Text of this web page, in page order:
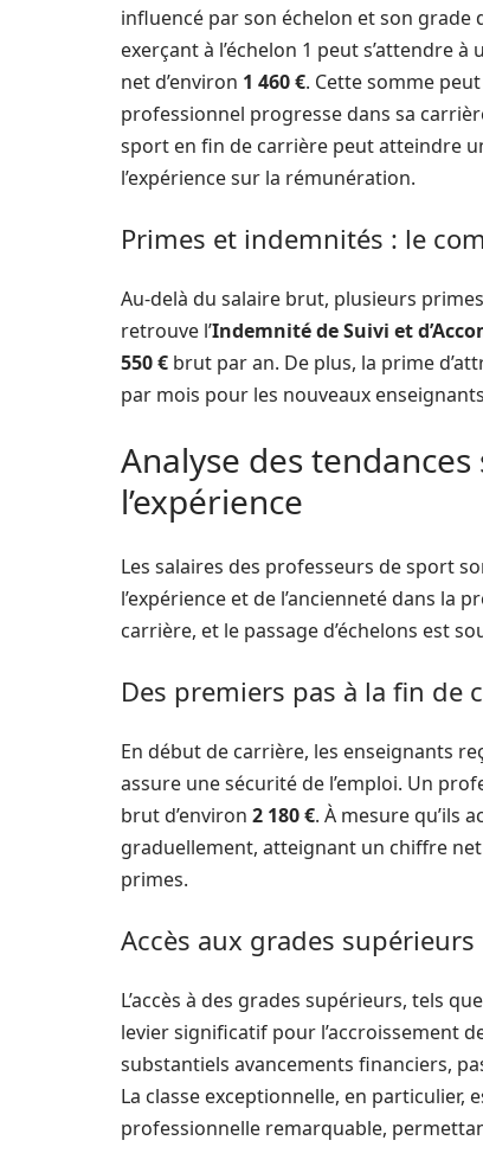
influencé par son échelon et son grade
exerçant à l’échelon 1 peut s’attendre à
net d’environ 1 460 €. Cette somme
professionnel progresse dans sa
sport en fin de carrière peut atteindre
l’expérience sur la rémunération.
Primes et indemnités : le
Au-delà du salaire brut, plusieurs
retrouve l’Indemnité de Suivi et
550 € brut par an. De plus, la prime
par mois pour les nouveaux
Analyse des
l’expérience
Les salaires des professeurs de sport
l’expérience et de l’ancienneté dans la
carrière, et le passage d’échelons est
Des premiers pas à la fin de
En début de carrière, les enseignants
assure une sécurité de l’emploi. Un
brut d’environ 2 180 €. À mesure qu’ils
graduellement, atteignant un chiffre
primes.
Accès aux grades supérieurs
L’accès à des grades supérieurs, tels
levier significatif pour l’accroissement
substantiels avancements financiers,
La classe exceptionnelle, en
professionnelle remarquable,